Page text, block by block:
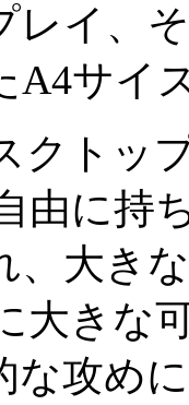
レイ、
A4サイ
クトッ
由に持
、大き
大きな
な攻め